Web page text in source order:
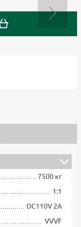
7500 кг
1:1
DC110V 2A
VVVF